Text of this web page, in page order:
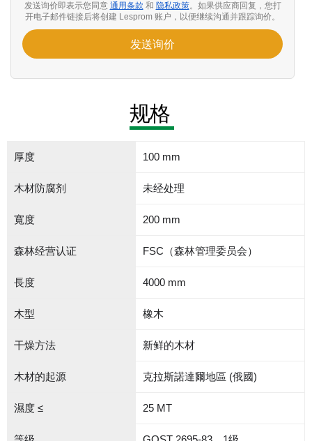
发送询价即表示您同意 通用条款 和 隐私政策。如果供应商回复，您打
开电子邮件链接后将创建 Lesprom 账户，以便继续沟通并跟踪询价。
发送询价
规格
厚度 100 mm
木材防腐剂 未经处理
寬度 200 mm
森林经营认证 FSC（森林管理委员会）
長度 4000 mm
木型 橡木
干燥方法 新鲜的木材
木材的起源 克拉斯諾達爾地區 (俄國)
濕度 ≤ 25 MT